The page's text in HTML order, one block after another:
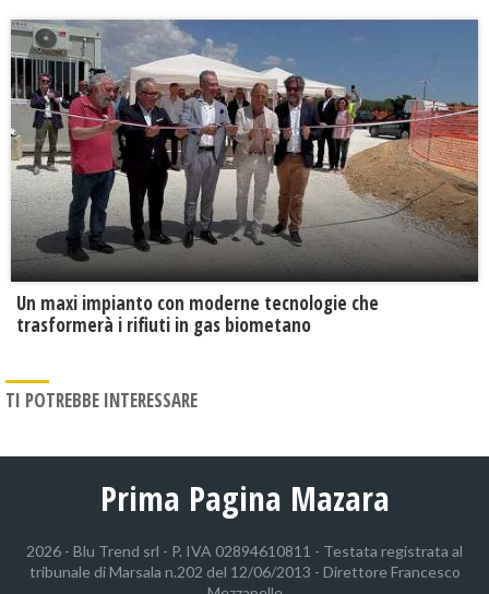
Un maxi impianto con moderne tecnologie che
trasformerà i rifiuti in gas biometano
TI POTREBBE INTERESSARE
Prima Pagina Mazara
2026 - Blu Trend srl - P. IVA 02894610811 - Testata registrata al
tribunale di Marsala n.202 del 12/06/2013 - Direttore Francesco